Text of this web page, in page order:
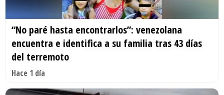
“No paré hasta encontrarlos”: venezolana
encuentra e identifica a su familia tras 43 días
del terremoto
Hace 1 día